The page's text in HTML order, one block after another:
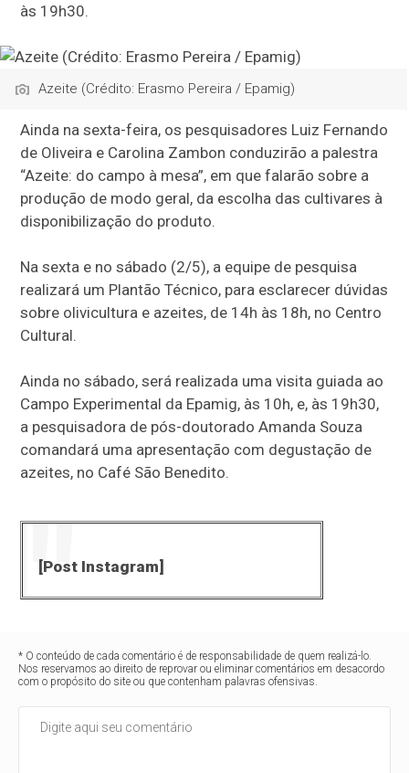
às 19h30.
Azeite (Crédito: Erasmo Pereira / Epamig)
Ainda na sexta-feira, os pesquisadores Luiz Fernando
de Oliveira e Carolina Zambon conduzirão a palestra
“Azeite: do campo à mesa”, em que falarão sobre a
produção de modo geral, da escolha das cultivares à
disponibilização do produto.
Na sexta e no sábado (2/5), a equipe de pesquisa
realizará um Plantão Técnico, para esclarecer dúvidas
sobre olivicultura e azeites, de 14h às 18h, no Centro
Cultural.
Ainda no sábado, será realizada uma visita guiada ao
Campo Experimental da Epamig, às 10h, e, às 19h30,
a pesquisadora de pós-doutorado Amanda Souza
comandará uma apresentação com degustação de
azeites, no Café São Benedito.
[Post Instagram]
* O conteúdo de cada comentário é de responsabilidade de quem realizá-lo.
Nos reservamos ao direito de reprovar ou eliminar comentários em desacordo
com o propósito do site ou que contenham palavras ofensivas.